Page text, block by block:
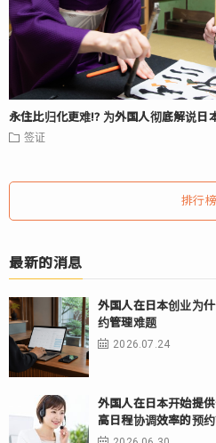
永住比归化更难⁉ 为外国人彻底解说日
签证
排行榜
最新的消息
外国人在日本创业为
约管理难题
2026.07.24
外国人在日本开始提
高日程协调效率的预